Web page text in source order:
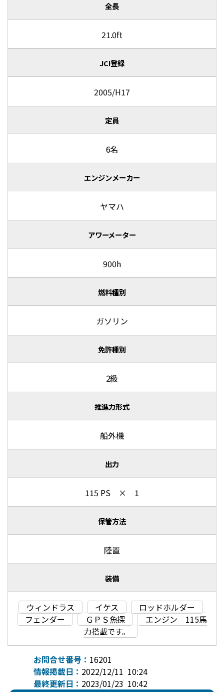
全長
21.0ft
JCI登録
2005/H17
定員
6名
エンジンメーカー
ヤマハ
アワーメーター
900h
燃料種別
ガソリン
免許種別
2級
推進力形式
船外機
出力
115 PS × 1
保管方法
陸置
装備
ウィンドラス イケス
ロッドホルダー
フェンダー
ＧＰＳ魚探
エンジン 115馬
力搭載です。
お問合せ番号： 16201
情報掲載日： 2022/12/11 10:24
最終更新日： 2023/01/23 10:42